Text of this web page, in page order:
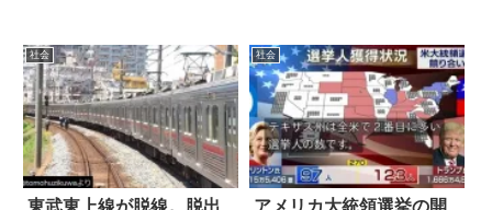
社会
東武東上線が脱線。脱出
社会
アメリカ大統領選挙の開